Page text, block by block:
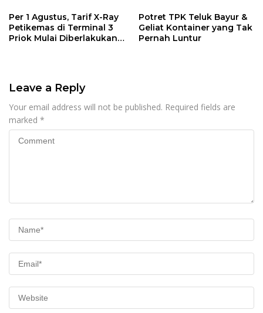
Geopolitik
Per 1 Agustus, Tarif X-Ray
Petikemas di Terminal 3
Priok Mulai Diberlakukan,
Potret TPK Teluk Bayur &
Geliat Kontainer yang Tak
Pernah Luntur
Leave a Reply
Your email address will not be published. Required fields are
marked *